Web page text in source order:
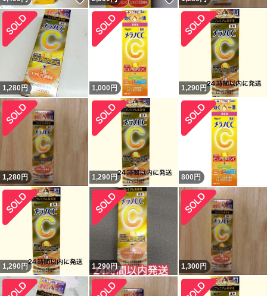
1,280円 1,000 円 1,290 円
1,280円 1,290 円 800 円
1,290 円 1,290円 1,300円